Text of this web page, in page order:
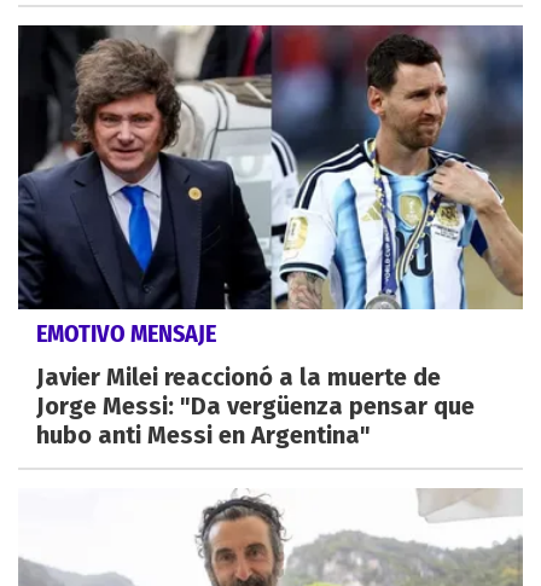
EMOTIVO MENSAJE
Javier Milei reaccionó a la muerte de
Jorge Messi: "Da vergüenza pensar que
hubo anti Messi en Argentina"